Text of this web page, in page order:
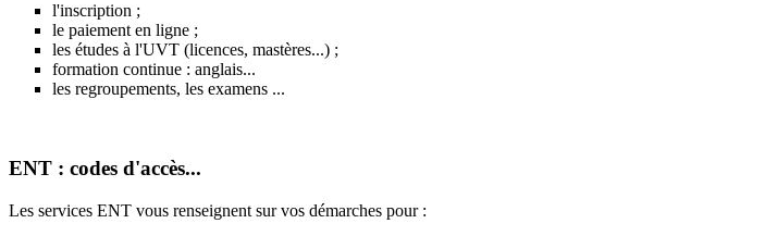
l'inscription ;
le paiement en ligne ;
les études à l'UVT (licences, mastères...) ;
formation continue : anglais...
les regroupements, les examens ...
ENT : codes d'accès...
Les services ENT vous renseignent sur vos démarches pour :